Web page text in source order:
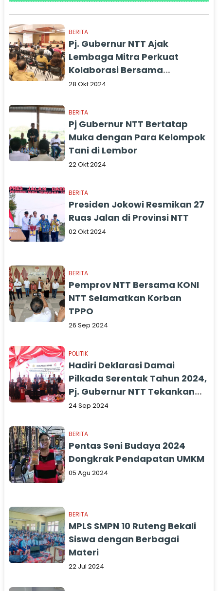
BERITA
Pj. Gubernur NTT Ajak
Lembaga Mitra Perkuat
Kolaborasi Bersama
Pemerintah
28 Okt 2024
BERITA
Pj Gubernur NTT Bertatap
Muka dengan Para Kelompok
Tani di Lembor
22 Okt 2024
BERITA
Presiden Jokowi Resmikan 27
Ruas Jalan di Provinsi NTT
02 Okt 2024
BERITA
Pemprov NTT Bersama KONI
NTT Selamatkan Korban
TPPO
26 Sep 2024
POLITIK
Hadiri Deklarasi Damai
Pilkada Serentak Tahun 2024,
Pj. Gubernur NTT Tekankan
Hal Ini
24 Sep 2024
BERITA
Pentas Seni Budaya 2024
Dongkrak Pendapatan UMKM
05 Agu 2024
BERITA
MPLS SMPN 10 Ruteng Bekali
Siswa dengan Berbagai
Materi
22 Jul 2024